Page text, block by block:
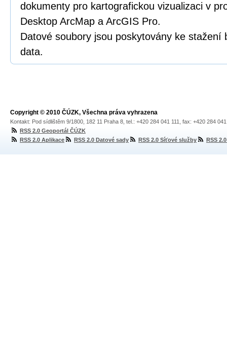
dokumenty pro kartografickou vizualizaci v
Desktop ArcMap a ArcGIS Pro.
Datové soubory jsou poskytovány ke stažení
data.
Copyright © 2010 ČÚZK, Všechna práva vyhrazena
Kontakt: Pod sídlištěm 9/1800, 182 11 Praha 8, tel.: +420 284 041 111, fax: +420 284
RSS 2.0 Geoportál ČÚZK
RSS 2.0 Aplikace
RSS 2.0 Datové sady RSS 2.0 Síťové služby RSS